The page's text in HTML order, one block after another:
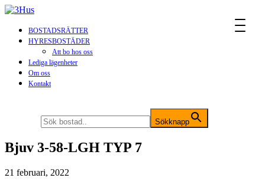
BOSTADSRÄTTER
HYRESBOSTÄDER
Att bo hos oss
Lediga lägenheter
Om oss
Kontakt
Sökknapp
Bjuv 3-58-LGH TYP 7
21 februari, 2022